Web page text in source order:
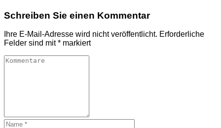
Schreiben Sie einen Kommentar
Ihre E-Mail-Adresse wird nicht veröffentlicht. Erforderliche
Felder sind mit* markiert